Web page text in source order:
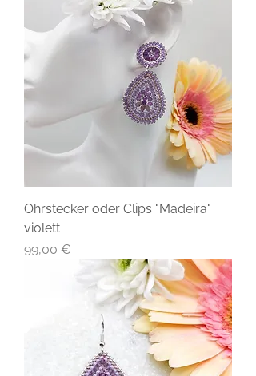
Ohrstecker oder Clips "Madeira"
violett
Preis
99,00 €